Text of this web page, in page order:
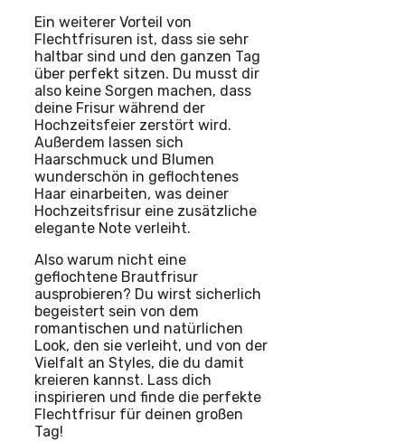
Ein weiterer Vorteil von
Flechtfrisuren ist, dass sie sehr
haltbar sind und den ganzen Tag
über perfekt sitzen. Du musst dir
also keine Sorgen machen, dass
deine Frisur während der
Hochzeitsfeier zerstört wird.
Außerdem lassen sich
Haarschmuck und Blumen
wunderschön in geflochtenes
Haar einarbeiten, was deiner
Hochzeitsfrisur eine zusätzliche
elegante Note verleiht.
Also warum nicht eine
geflochtene Brautfrisur
ausprobieren? Du wirst sicherlich
begeistert sein von dem
romantischen und natürlichen
Look, den sie verleiht, und von der
Vielfalt an Styles, die du damit
kreieren kannst. Lass dich
inspirieren und finde die perfekte
Flechtfrisur für deinen großen
Tag!